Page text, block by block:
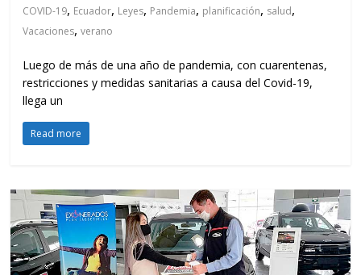
COVID-19, Ecuador, Leyes, Pandemia, planificación, salud,
Vacaciones,verano
Luego de más de una año de pandemia, con cuarentenas,
restricciones y medidas sanitarias a causa del Covid-19,
llega un
Read more